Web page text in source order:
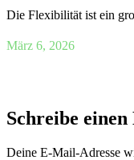
Die Flexibilität ist ein
März 6, 2026
Schreibe
Deine E-Mail-Adresse